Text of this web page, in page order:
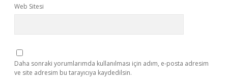
Web Sitesi
Daha sonraki yorumlarımda kullanılması için adım, e-posta adresim
ve site adresim bu tarayıcıya kaydedilsin.